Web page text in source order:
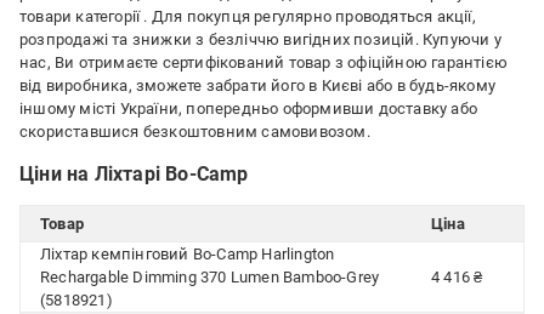
товари категорії . Для покупця регулярно проводяться акції,
розпродажі та знижки з безліччю вигідних позицій. Купуючи у
нас, Ви отримаєте сертифікований товар з офіційною гарантією
від виробника, зможете забрати його в Києві або в будь-якому
іншому місті України, попередньо оформивши доставку або
скориставшися безкоштовним самовивозом.
Ціни на Ліхтарі Bo-Camp
Товар
Ціна
Ліхтар кемпінговий Bo-Camp Harlington
Rechargable Dimming 370 Lumen Bamboo-Grey
(5818921)
4 416 ₴